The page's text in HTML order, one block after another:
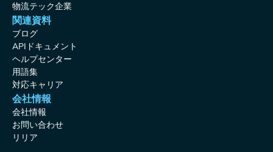
物流テック企業
関連資料
ブログ
APIドキュメント
ヘルプセンター
用語集
対応キャリア
会社情報
会社情報
お問い合わせ
リリア